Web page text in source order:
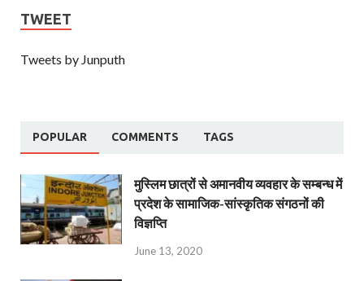
TWEET
Tweets by Junputh
POPULAR COMMENTS TAGS
मुस्लिम छात्रों से अमानवीय व्यवहार के सम्बन्ध में
प्रदेश के सामाजिक-सांस्कृतिक संगठनों की
विज्ञप्ति
June 13, 2020